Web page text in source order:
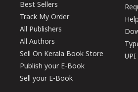
Best Sellers
Track My Order
All Publishers
All Authors
Sell On Kerala Book Store
Publish your E-Book
Sell your E-Book